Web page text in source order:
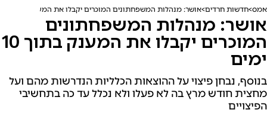
אמס חדשות חרדים אושר: מנהלות המשפחתונים המוכרים יקבלו את המענק בתוך 10 ימים
אושר: מנהלות המשפחתונים
המוכרים יקבלו את המענק בתוך 10
ימים
בנוסף, נבחן פיצוי על ההוצאות הכלליות הנדרשות מהם ועל
מחצית חודש מרץ בה לא פעלו ולא נכלל עד כה בתחשיבי
הפיצויים